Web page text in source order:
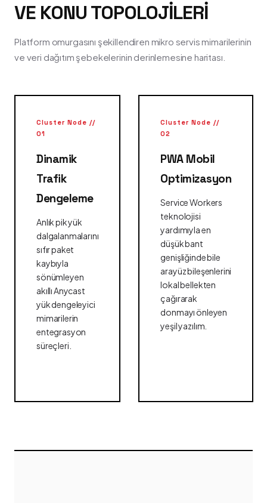
VE KONU TOPOLOJILERI
Platform omurgasını şekillendiren mikro servis mimarilerinin
ve veri dağıtım şebekelerinin derinlemesine haritası.
Cluster Node //
01
Dinamik
Trafik
Dengeleme
Anlık pik yük
dalgalanmalarını
sıfır paket
kaybıyla
sönümleyen
akıllı Anycast
yük dengeleyici
mimarilerin
entegrasyon
süreçleri.
Cluster Node //
02
PWA Mobil
Optimizasyon
Service Workers
teknolojisi
yardımıyla en
düşük bant
genişliğinde bile
arayüz bileşenlerini
lokal bellekten
çağırarak
donmayı önleyen
yeşil yazılım.